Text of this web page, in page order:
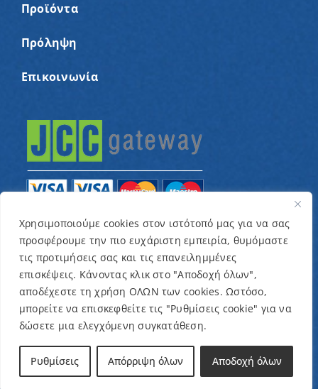
Χρησιμοποιούμε cookies στον ιστότοπό μας για να σας
προσφέρουμε την πιο ευχάριστη εμπειρία, θυμόμαστε
τις προτιμήσεις σας και τις επανειλημμένες
επισκέψεις. Κάνοντας κλικ στο "Αποδοχή όλων",
αποδέχεστε τη χρήση ΟΛΩΝ των cookies. Ωστόσο,
μπορείτε να επισκεφθείτε τις "Ρυθμίσεις cookie" για να
δώσετε μια ελεγχόμενη συγκατάθεση.
Ρυθμίσεις Απόρριψη όλων Αποδοχή όλων
Προϊόντα
Πρόληψη
Επικοινωνία
© Copyright 2022 – Παγκύπριος Σύνδεσμος για
παιδιά με καρκίνο και συναφείς παθήσεις «Ένα
Όνειρο Μια Ευχή» / Designed & Developed byNETinfo
Plc
Όροι και Προϋποθέσεις|Πολιτική Απορρήτου